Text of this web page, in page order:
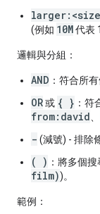
(例如 10M代表
邏輯與分組：
AND ：符合所
OR或 { } ：符
from:david
- (減號) - 排除
( ) ：將多個
film))。
範例：